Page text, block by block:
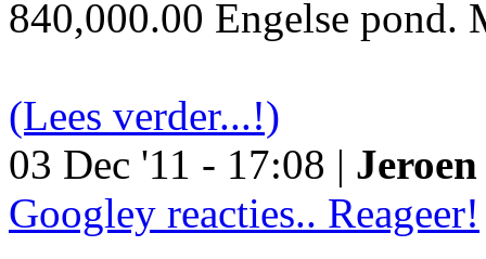
840,000.00 Engelse pond.
(Lees verder...!)
03 Dec '11 - 17:08 |
Googley reacties.. Reageer!